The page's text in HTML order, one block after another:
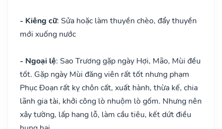
- Kiêng cữ: Sửa hoặc làm thuyền chèo, đẩy thuyền
mới xuống nước
- Ngoại lệ: Sao Trương gặp ngày Hợi, Mão, Mùi đều
tốt. Gặp ngày Mùi đăng viên rất tốt nhưng phạm
Phục Đoạn rất kỵ chôn cất, xuất hành, thừa kế, chia
lãnh gia tài, khởi công lò nhuộm lò gốm. Nhưng nên
xây tường, lấp hang lỗ, làm cầu tiêu, kết dứt điều